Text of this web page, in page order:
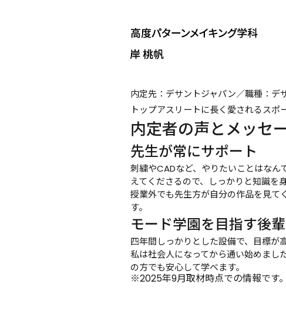
内定先：デサントジャパン／職種：デ
トップアスリートに長く愛されるスポ
内定者の声とメッセ
先生が常にサポート
刺繍やCADなど、やりたいことはなん
えてくださるので、しっかりと知識を
授業外でも先生方が自分の作品を見て
す。
モード学園を目指す後
四年間しっかりとした設備で、目標が
私は社会人になってから通い始めまし
の方でも安心して学べます。
※2025年9月取材時点での情報です。